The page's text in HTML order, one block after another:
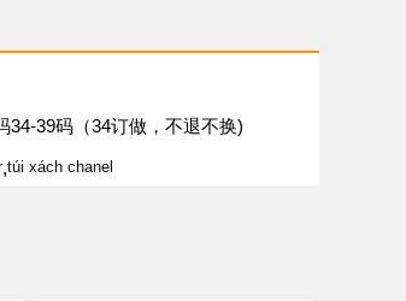
39码（34订做，不退不换)
,túi xách chanel